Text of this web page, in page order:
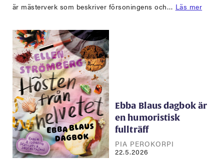
är mästerverk som beskriver försoningens och… Läs mer
Ebba Blaus dagbok är
en humoristisk
fullträff
PIA PEROKORPI
22.5.2026